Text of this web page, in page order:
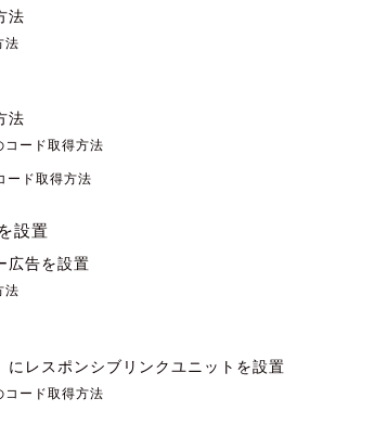
法
法
法
コード取得方法
ド取得方法
設置
広告を設置
法
レスポンシブリンクユニットを設置
コード取得方法